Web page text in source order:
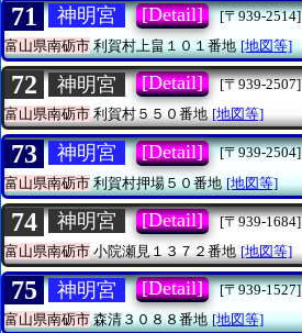
71 神明宮 [Detail]
[〒939-2514]
富山県南砺市利賀村上畠１０１番地 [地図等]
72 神明宮 [Detail]
[〒939-2507]
富山県南砺市利賀村５５０番地 [地図等]
73 神明宮 [Detail]
[〒939-2504]
富山県南砺市利賀村押場５０番地 [地図等]
74 神明宮 [Detail]
[〒939-1684]
富山県南砺市 小院瀬見１３７２番地 [地図等]
75 神明宮 [Detail]
[〒939-1527]
富山県南砺市森清３０８８番地 [地図等]